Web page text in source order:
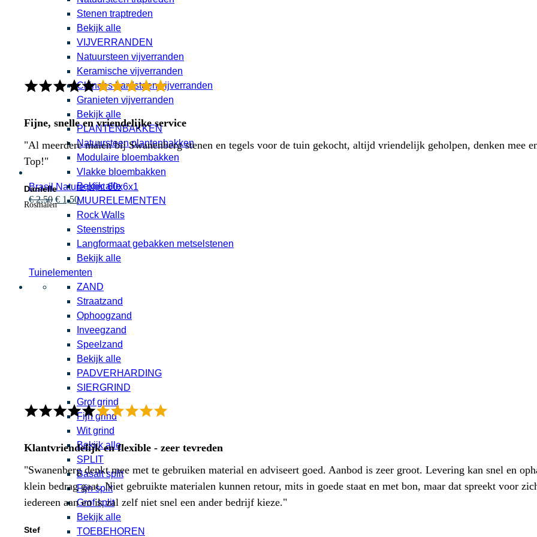
Brasil Nature plint 60x6x1
€2,50 Oorspronkelijke
prijs
was:
€ 2,50.
€ 1,50Huidige
prijs
is:
€ 1,50.
Stenen traptreden
Bekijk alle
VIJVERRANDEN
Natuursteen vijverranden
Keramische vijverranden
Chinees hardsteen vijverranden
Granieten vijverranden
Bekijk alle
PLANTENBAKKEN
Natuursteen plantenbakken
Modulaire bloembakken
Vlakke bloembakken
Bekijk alle
MUURELEMENTEN
Rock Walls
Steenstrips
Langformaat gebakken metselstenen
Bekijk alle
Tuinelementen
ZAND
Straatzand
Ophoogzand
Inveegzand
Speelzand
Bekijk alle
PADVERHARDING
SIERGRIND
Grof grind
Fijn grind
Wit grind
Bekijk alle
SPLIT
Basalt split
Fijn split
Grof split
Bekijk alle
TOEBEHOREN
Fijne, snelle en vriendelijke service
"Al meerdere malen bij Swanenberg stenen en tegels voor de tuin gekocht, altijd vriendelijk geholpen, denken mee
Top!"
Danielle
Rosmalen
Klantvriendelijk en flexible - zeer tevreden
"Swanenberg denkt mee met te gebruiken material en adviseert goed. Aanbod is zeer groot. Levering kan snel en
klein bedrag gaat. Niet gebruikte materialen kunnen retour, mits in goede staat en met bon, maar dat spreekt voor
iedereen aan en ik zal zelf niet snel een ander bedrijf kieze."
Stef